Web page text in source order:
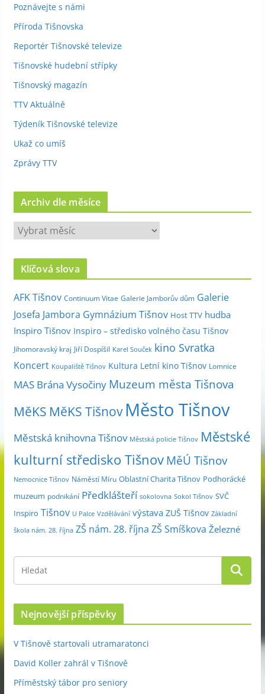
Poznávejte s námi
Příroda Tišnovska
Reportér Tišnovské televize
Tišnovské hudební střípky
Tišnovský magazín
TTV Aktuálně
Týdeník Tišnovské televize
Ukaž co umíš
Zprávy TTV
Archiv dle měsíce
A
r
c
v
d
l
e
m
s
í
e
Klíčová slova
AFK Tišnov Continuum Vitae Galerie Jamborův dům Galerie
Josefa Jambora Gymnázium Tišnov Host TTV hudba
Inspiro Tišnov Inspiro – středisko volného času Tišnov
Jihomoravský kraj Jiří Dospíšil Karel Souček kino Svratka
Koncert Koupaliště Tišnov Kultura Letní kino Tišnov Lomnice
MAS Brána Vysočiny Muzeum města Tišnova
MěKS MěKS Tišnov Město Tišnov
Městská knihovna Tišnov Městská policie Tišnov Městské
kulturní středisko Tišnov MěÚ Tišnov
Nemocnice Tišnov Náměstí Míru Oblastní Charita Tišnov Podhorácké
muzeum podnikání Předklášteří sokolovna Sokol Tišnov SVČ
Inspiro Tišnov U Palce Vzdělávání výstava ZUŠ Tišnov Základní
škola nám. 28. října ZŠ nám. 28. října ZŠ Smíškova Železné
Nejnovější příspěvky
V Tišnově startovali utramaratonci
David Koller zahrál v Tišnově
Příměstský tábor pro seniory